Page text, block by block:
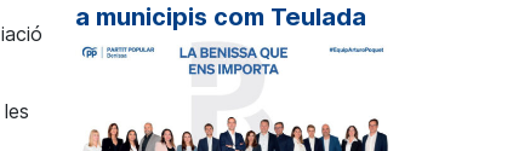
a municipis com Teulada